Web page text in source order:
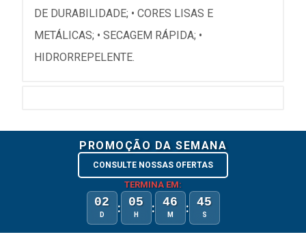
DE DURABILIDADE; • CORES LISAS E
METÁLICAS; • SECAGEM RÁPIDA; •
HIDRORREPELENTE.
PROMOÇÃO DA SEMANA
CONSULTE NOSSAS OFERTAS
TERMINA EM:
02
D : 05
H : 46
M : 45
S